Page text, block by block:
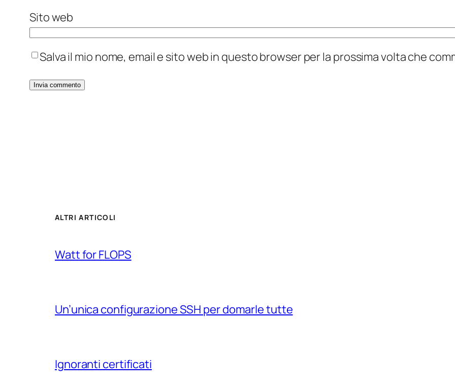
Sito web
Salva il mio nome, email e sito web in questo browser per la prossima volta che
ALTRI ARTICOLI
Watt for FLOPS
Un’unica configurazione SSH per domarle tutte
Ignoranti certificati